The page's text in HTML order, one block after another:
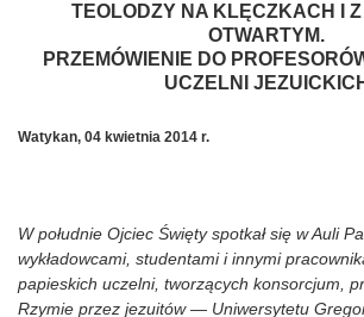
TEOLODZY NA KLĘCZKACH I
OTWARTYM.
PRZEMÓWIENIE DO
UCZELNI
Watykan, 04 kwietnia 2014 r.
W południe Ojciec Święty spotkał się w Auli
wykładowcami, studentami i innymi
papieskich uczelni, tworzących konsorcjum,
Rzymie przez jezuitów — Uniwersytetu